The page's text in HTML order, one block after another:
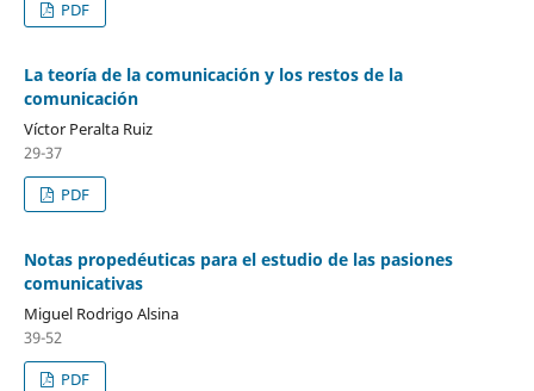
PDF
La teoría de la comunicación y los restos de la
comunicación
Víctor Peralta Ruiz
29-37
PDF
Notas propedéuticas para el estudio de las pasiones
comunicativas
Miguel Rodrigo Alsina
39-52
PDF